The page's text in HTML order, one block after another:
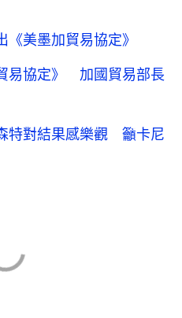
美墨加貿易協定》
易協定》 加國貿易部長
特對結果感樂觀 籲卡尼